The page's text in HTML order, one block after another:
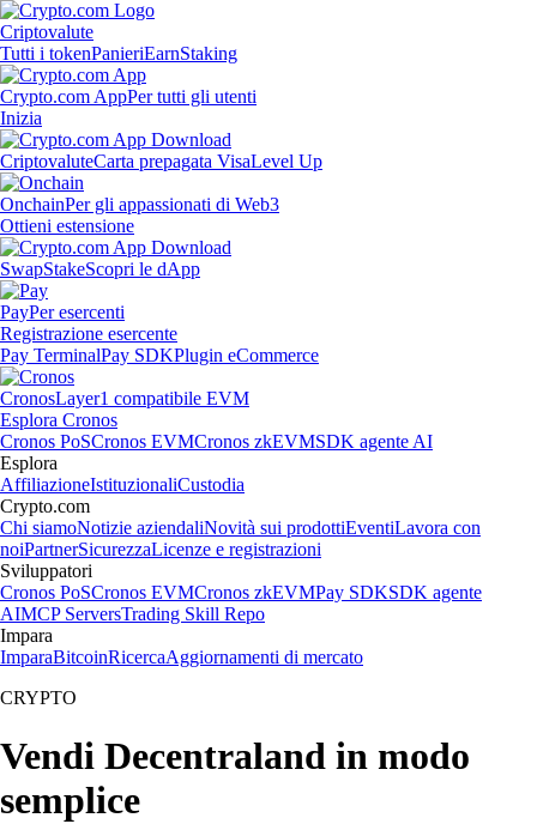
Criptovalute
Tutti i tokenPanieriEarnStaking
Crypto.com AppPer tutti gli utenti
Inizia
CriptovaluteCarta prepagata VisaLevel Up
OnchainPer gli appassionati di Web3
Ottieni estensione
SwapStakeScopri le dApp
PayPer esercenti
Registrazione esercente
Pay TerminalPay SDKPlugin eCommerce
CronosLayer1 compatibile EVM
Esplora Cronos
Cronos PoSCronos EVMCronos zkEVMSDK agente AI
Esplora
AffiliazioneIstituzionaliCustodia
Crypto.com
Chi siamoNotizie aziendaliNovità sui prodottiEventiLavora con
noiPartnerSicurezzaLicenze e registrazioni
Sviluppatori
Cronos PoSCronos EVMCronos zkEVMPay SDKSDK agente
AIMCP ServersTrading Skill Repo
Impara
ImparaBitcoinRicercaAggiornamenti di mercato
CRYPTO
Vendi Decentraland in modo
semplice